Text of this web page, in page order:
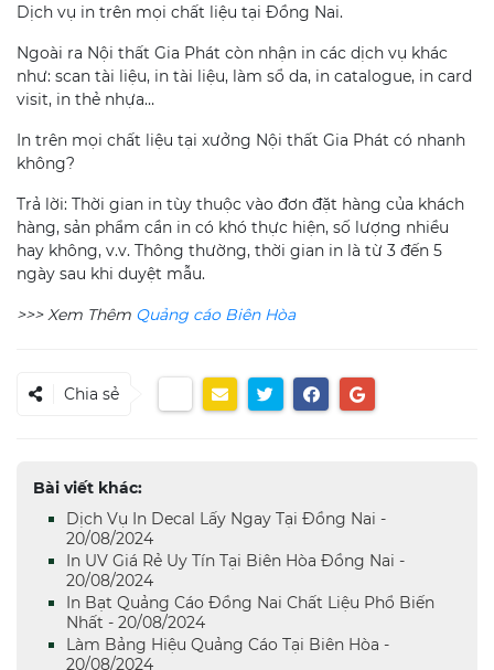
Dịch vụ in trên mọi chất liệu tại Đồng Nai.
Ngoài ra Nội thất Gia Phát còn nhận in các dịch vụ khác
như: scan tài liệu, in tài liệu, làm sổ da, in catalogue, in card
visit, in thẻ nhựa…
In trên mọi chất liệu tại xưởng Nội thất Gia Phát có nhanh
không?
Trả lời: Thời gian in tùy thuộc vào đơn đặt hàng của khách
hàng, sản phẩm cần in có khó thực hiện, số lượng nhiều
hay không, v.v. Thông thường, thời gian in là từ 3 đến 5
ngày sau khi duyệt mẫu.
>>> Xem Thêm Quảng cáo Biên Hòa
Chia sẻ
Bài viết khác:
Dịch Vụ In Decal Lấy Ngay Tại Đồng Nai -
20/08/2024
In UV Giá Rẻ Uy Tín Tại Biên Hòa Đồng Nai -
20/08/2024
In Bạt Quảng Cáo Đồng Nai Chất Liệu Phổ Biến
Nhất - 20/08/2024
Làm Bảng Hiệu Quảng Cáo Tại Biên Hòa -
20/08/2024